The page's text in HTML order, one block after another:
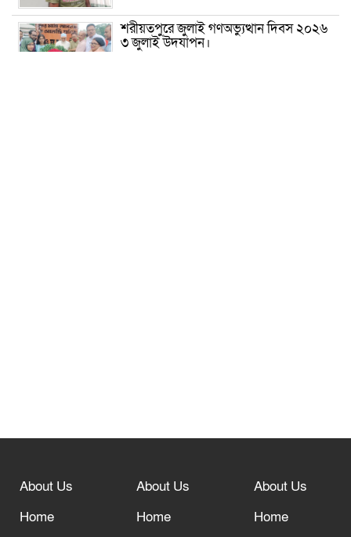
শরীয়তপুরে জুলাই গণঅভ্যুত্থান দিবস ২০২৬
৩ জুলাই উদযাপন।
“অসহযোগ” আন্দোলনের হুমকি
দরজা খোলা রেখেছেন
About Us
Home
About Us
Home
About Us
Home